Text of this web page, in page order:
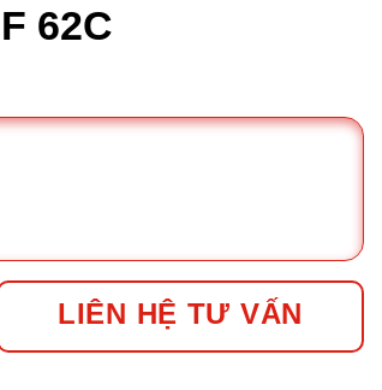
62C
LIÊN HỆ TƯ VẤN